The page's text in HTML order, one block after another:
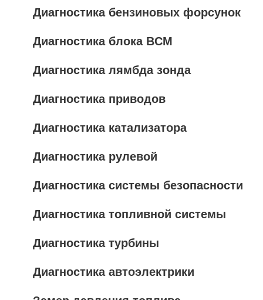
Диагностика бензиновых форсунок
Диагностика блока BCM
Диагностика лямбда зонда
Диагностика приводов
Диагностика катализатора
Диагностика рулевой
Диагностика системы безопасности
Диагностика топливной системы
Диагностика турбины
Диагностика автоэлектрики